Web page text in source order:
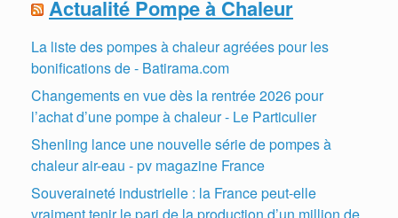
Actualité Pompe à Chaleur
La liste des pompes à chaleur agréées pour les
bonifications de - Batirama.com
Changements en vue dès la rentrée 2026 pour
l’achat d’une pompe à chaleur - Le Particulier
Shenling lance une nouvelle série de pompes à
chaleur air-eau - pv magazine France
Souveraineté industrielle : la France peut-elle
vraiment tenir le pari de la production d’un million de